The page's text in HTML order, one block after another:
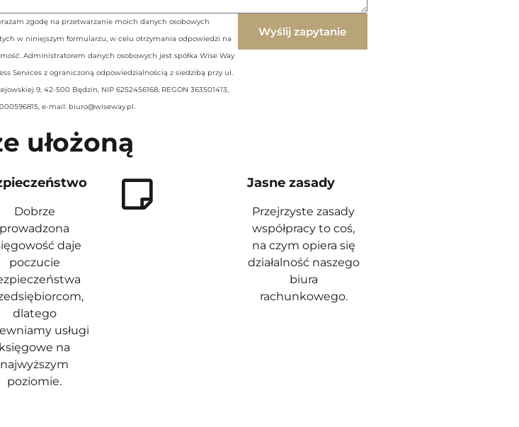
zgodę na przetwarzanie moich danych osobowych
w niniejszym formularzu, w celu otrzymania odpowiedzi na
Administratorem danych osobowych jest spółka Wise Way
Services z ograniczoną odpowiedzialnością z siedzibą przy ul.
9, 42-500 Będzin, NIP 6252456168, REGON 363501413,
e-mail: biuro@wiseway.pl.
Wyślij zapytanie
ułożoną
Dobrze
prowadzona
daje
poczucie
dlatego
usługi
księgowe na
najwyższym
poziomie.
Jasne zasady
Przejrzyste zasady
współpracy to coś,
na czym opiera się
działalność naszego
biura
rachunkowego.